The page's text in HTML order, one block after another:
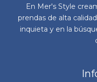
En Mer's Style
prendas de alta
inquieta y en la